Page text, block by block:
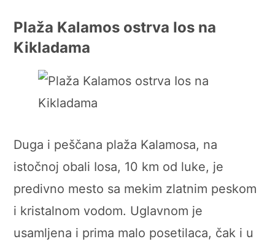
Plaža Kalamos ostrva Ios na
Kikladama
Duga i peščana plaža Kalamosa, na
istočnoj obali Iosa, 10 km od luke, je
predivno mesto sa mekim zlatnim peskom
i kristalnom vodom. Uglavnom je
usamljena i prima malo posetilaca, čak i u